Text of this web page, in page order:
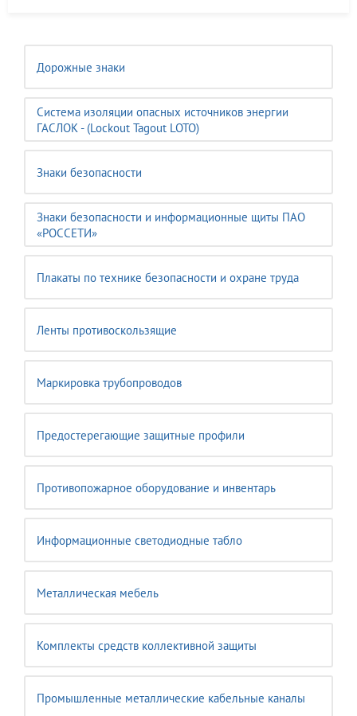
Дорожные знаки
Система изоляции опасных источников энергии
ГАСЛОК - (Lockout Tagout LOTO)
Знаки безопасности
Знаки безопасности и информационные щиты ПАО
«РОССЕТИ»
Плакаты по технике безопасности и охране труда
Ленты противоскользящие
Маркировка трубопроводов
Предостерегающие защитные профили
Противопожарное оборудование и инвентарь
Информационные светодиодные табло
Металлическая мебель
Комплекты средств коллективной защиты
Промышленные металлические кабельные каналы